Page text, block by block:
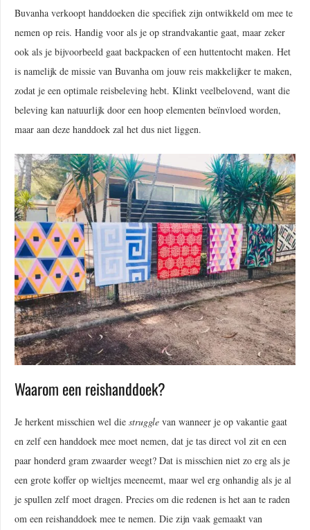
Buvanha verkoopt handdoeken die specifiek zijn ontwikkeld om mee te
nemen op reis. Handig voor als je op strandvakantie gaat, maar zeker
ook als je bijvoorbeeld gaat backpacken of een huttentocht maken. Het
is namelijk de missie van Buvanha om jouw reis makkelijker te maken,
zodat je een optimale reisbeleving hebt. Klinkt veelbelovend, want die
beleving kan natuurlijk door een hoop elementen beïnvloed worden,
maar aan deze handdoek zal het dus niet liggen.
Waarom een reishanddoek?
Je herkent misschien wel die struggle van wanneer je op vakantie gaat
en zelf een handdoek mee moet nemen, dat je tas direct vol zit en een
paar honderd gram zwaarder weegt? Dat is misschien niet zo erg als je
een grote koffer op wieltjes meeneemt, maar wel erg onhandig als je al
je spullen zelf moet dragen. Precies om die redenen is het aan te raden
om een reishanddoek mee te nemen. Die zijn vaak gemaakt van